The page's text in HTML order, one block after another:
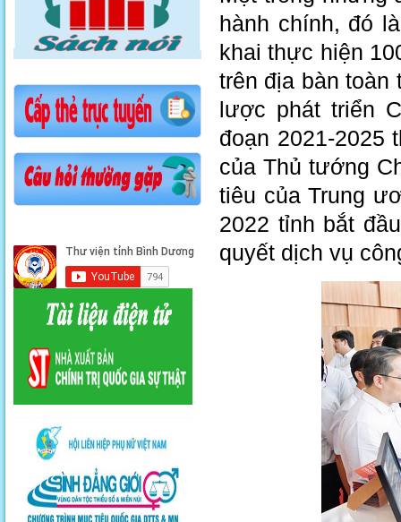
hành chính, đó
khai thực hiện
trên địa bàn toàn
lược phát triển
đoạn 2021-2025
của Thủ tướng
tiêu của Trung
2022 tỉnh bắt
quyết dịch vụ